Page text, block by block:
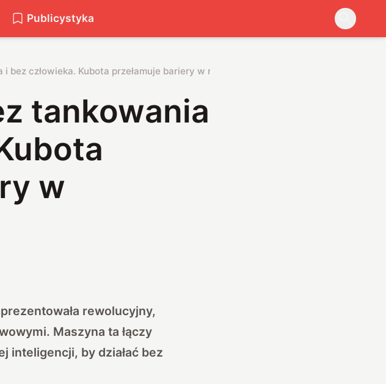
Publicystyka
bez człowieka. Kubota przełamuje bariery w rolnictwie
tankowania
w
rewolucyjny,
Maszyna ta łączy
inteligencji, by działać bez